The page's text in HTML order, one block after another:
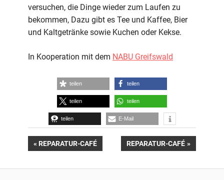
versuchen, die Dinge wieder zum Laufen zu
bekommen, Dazu gibt es Tee und Kaffee, Bier
und Kaltgetränke sowie Kuchen oder Kekse.
In Kooperation mit dem NABU Greifswald
teilen teilen
teilen teilen
teilen E-Mail
Beitrags-
Navigation
VORHERIGER
REPARATUR-CAFÉ
NÄCHSTER
REPARATUR-CAFÉ